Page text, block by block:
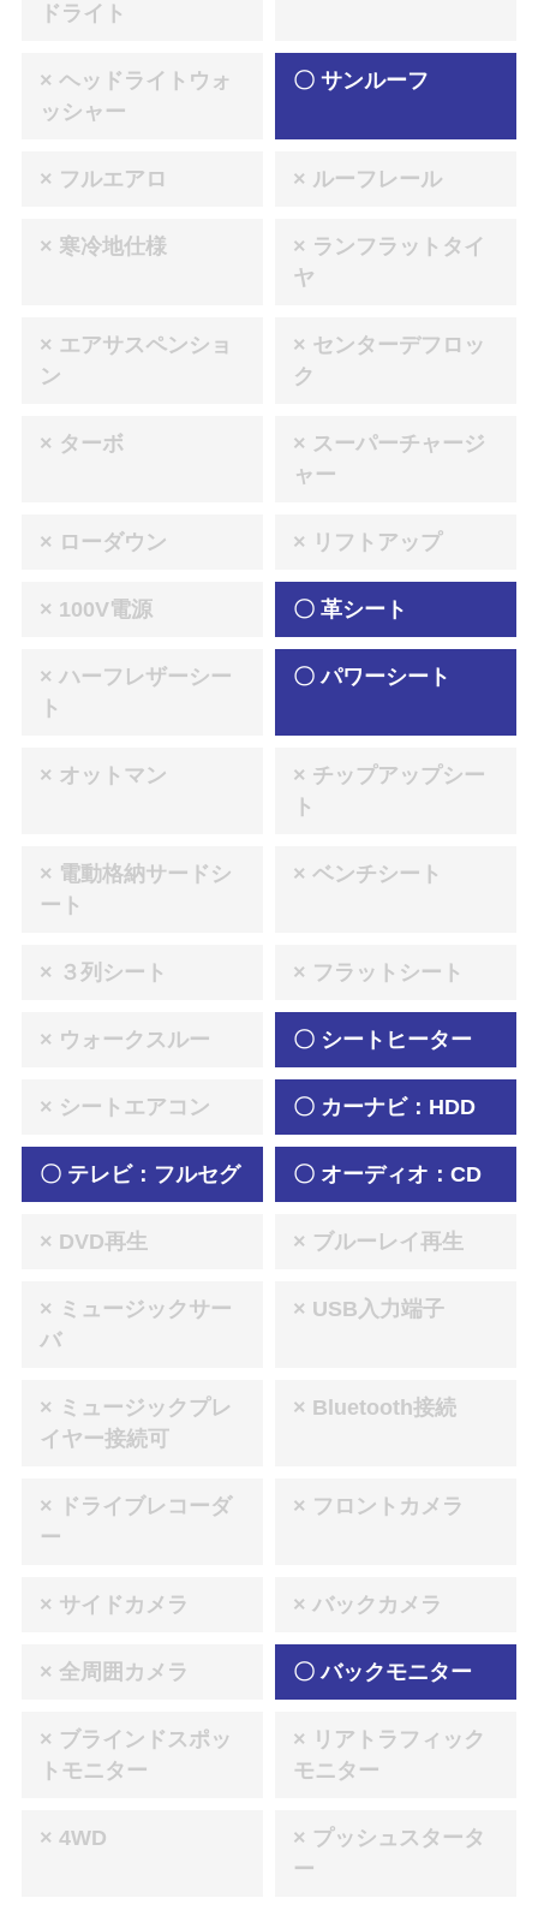
ドライト
× ヘッドライトウォ
ッシャー
〇 サンルーフ
× フルエアロ × ルーフレール
× 寒冷地仕様
× ランフラットタイ
ヤ
× エアサスペンショ
ン
× センターデフロッ
ク
× ターボ
× スーパーチャージ
ャー
× ローダウン × リフトアップ
× 100V電源 〇 革シート
× ハーフレザーシー
ト
〇 パワーシート
× オットマン
× チップアップシー
ト
× 電動格納サードシ
ート
× ベンチシート
× ３列シート × フラットシート
× ウォークスルー 〇 シートヒーター
× シートエアコン 〇 カーナビ：HDD
〇 テレビ：フルセグ 〇 オーディオ：CD
× DVD再生 × ブルーレイ再生
× ミュージックサー
バ
× USB入力端子
× ミュージックプレ
イヤー接続可
× Bluetooth接続
× ドライブレコーダ
ー
× フロントカメラ
× サイドカメラ × バックカメラ
× 全周囲カメラ 〇 バックモニター
× ブラインドスポッ
トモニター
× リアトラフィック
モニター
× 4WD
× プッシュスタータ
ー